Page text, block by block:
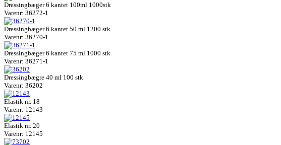
Dressingbæger 6 kantet 100ml 1000stk
Varenr: 36272-1
Dressingbæger 6 kantet 50 ml 1200 stk
Varenr: 36270-1
Dressingbæger 6 kantet 75 ml 1000 stk
Varenr: 36271-1
Dressingbægre 40 ml 100 stk
Varenr: 36202
Elastik nr. 18
Varenr: 12143
Elastik nr. 20
Varenr: 12145